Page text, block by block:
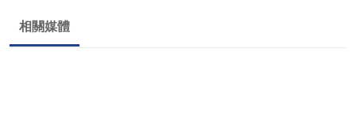
相關媒體